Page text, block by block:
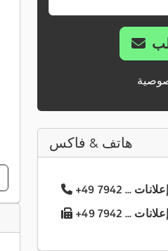
هاتف & فاكس
+49 7942 ... إعلانات
+49 7942 ... إعلانات